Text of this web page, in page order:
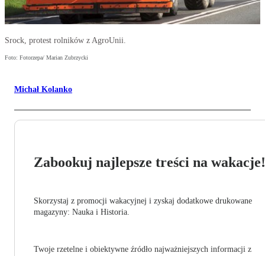
Srock, protest rolników z AgroUnii.
Foto: Fotorzepa/ Marian Zubrzycki
Michał Kolanko
Zabookuj najlepsze treści na wakacje!
Skorzystaj z promocji wakacyjnej i zyskaj dodatkowe drukowane
magazyny: Nauka i Historia.
Twoje rzetelne i obiektywne źródło najważniejszych informacji z